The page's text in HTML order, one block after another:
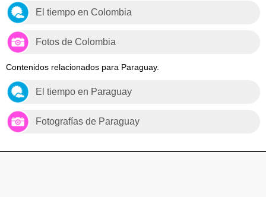
El tiempo en Colombia
Fotos de Colombia
Contenidos relacionados para Paraguay.
El tiempo en Paraguay
Fotografías de Paraguay